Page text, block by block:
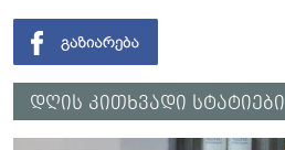
დღის კითხვადი სტატიები